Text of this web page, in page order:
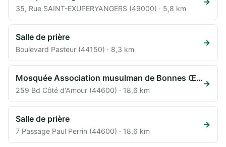
35, Rue SAINT-EXUPERYANGERS (49000) · 5,8 km
Salle de prière
Boulevard Pasteur (44150) · 8,3 km
→
Mosquée Association musulman de Bonnes Œuvres
259 Bd Côté d'Amour (44600) · 18,6 km
→
Salle de prière
7 Passage Paul Perrin (44600) · 18,6 km
→